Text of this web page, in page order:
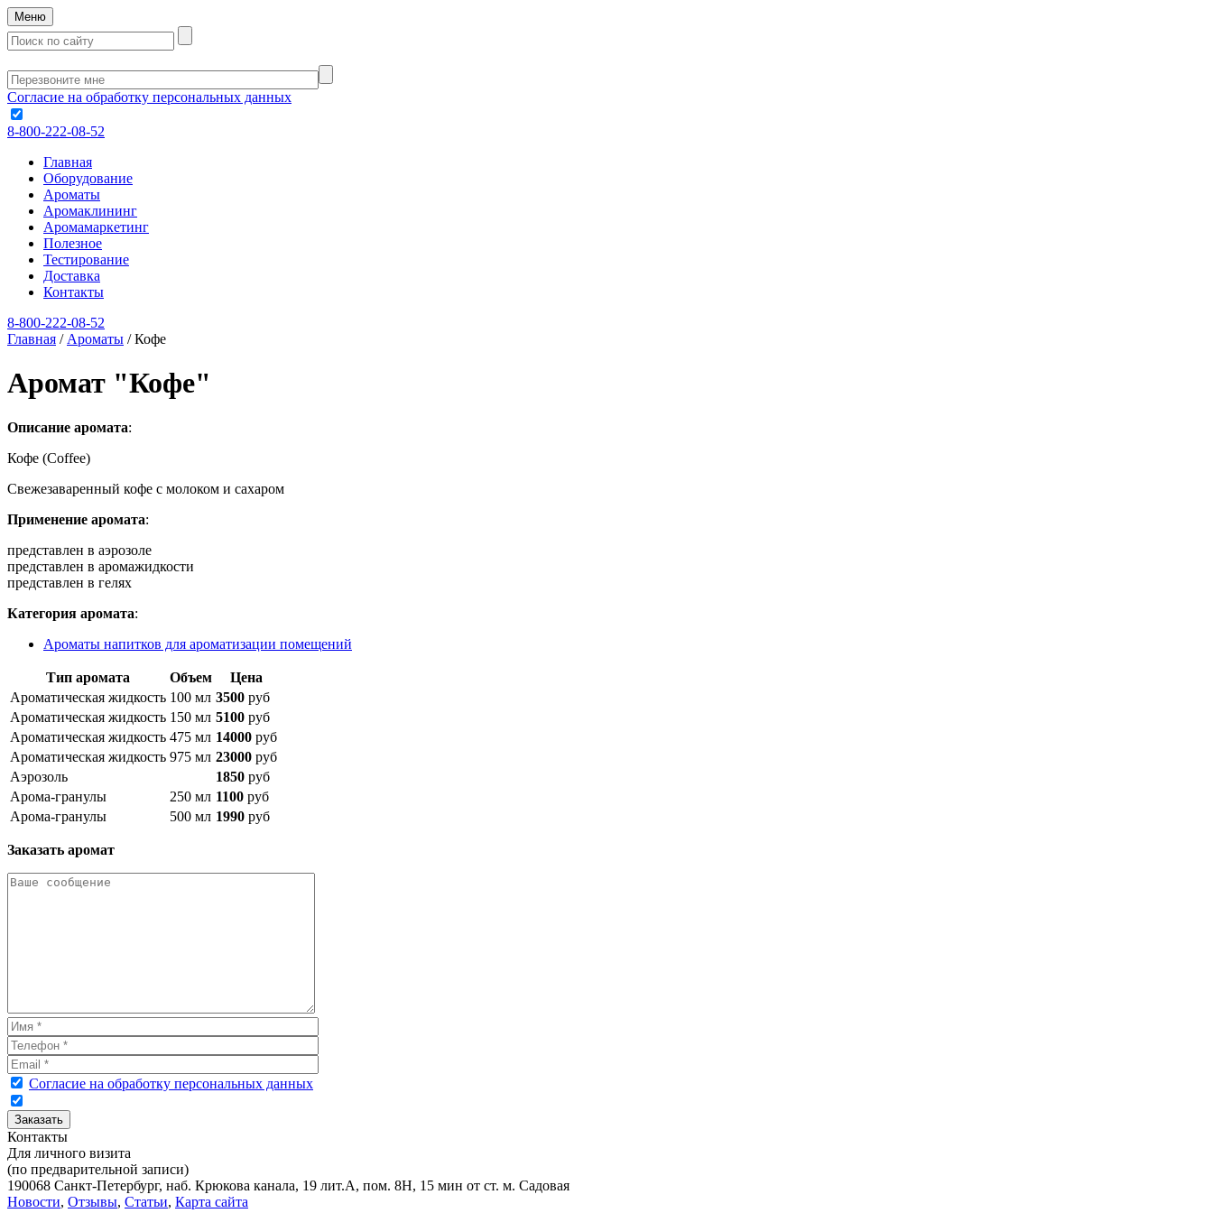
Меню
Согласие на обработку персональных данных
8-800-222-08-52
Главная
Оборудование
Ароматы
Аромаклининг
Аромамаркетинг
Полезное
Тестирование
Доставка
Контакты
8-800-222-08-52
Главная / Ароматы /Кофе
Аромат "Кофе"
Описание аромата:
Кофе (Coffee)
Свежезаваренный кофе с молоком и сахаром
Применение аромата:
представлен в аэрозоле
представлен в аромажидкости
представлен в гелях
Категория аромата:
Ароматы напитков для ароматизации помещений
Тип аромата Объем
Цена
Ароматическая жидкость 100 мл 3500 руб
Ароматическая жидкость 150 мл 5100 руб
Ароматическая жидкость 475 мл 14000 руб
Ароматическая жидкость 975 мл 23000 руб
Аэрозоль
1850 руб
Арома-гранулы
250 мл 1100 руб
Арома-гранулы
500 мл 1990 руб
Заказать аромат
Согласие на обработку персональных данных
Контакты
Для личного визита
(по предварительной записи)
190068 Санкт-Петербург, наб. Крюкова канала, 19 лит.А, пом. 8Н, 15 мин от ст. м. Садовая
Новости, Отзывы, Статьи, Карта сайта